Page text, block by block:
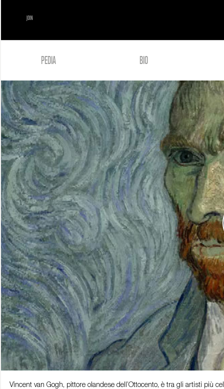
JOIN
PEDIA BIO
Vincent van Gogh, pittore olandese dell’Ottocento, è tra gli artisti